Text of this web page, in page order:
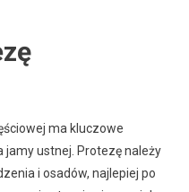
ma kluczowe
jamy ustnej. Protezę należy
i osadów, najlepiej po